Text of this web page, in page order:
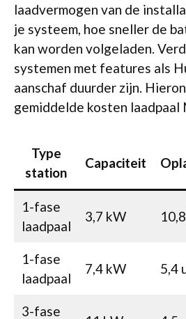
laadvermogen van de
je systeem, hoe sneller de
kan worden volgeladen.
systemen met features als
aanschaf duurder zijn.
gemiddelde kosten laadpaal
Type
station
Capaciteit
1-fase
laadpaal
3,7 kW
1-fase
laadpaal
7,4 kW 5,4
3-fase